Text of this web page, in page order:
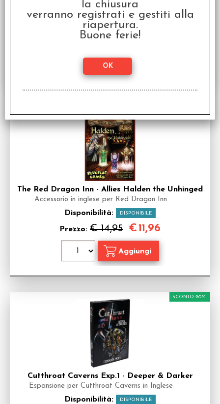
Pirates!
Espansione per Red Dragon Inn in inglese
Disponibilità: DISPONIBILE
€ 19,96
The Red Dragon Inn - Allies Halden the Unhinged
Accessorio in inglese per Red Dragon Inn
Disponibilità: DISPONIBILE
Prezzo: € 14,95 €11,96
Cutthroat Caverns Exp.1 - Deeper & Darker
Espansione per Cutthroat Caverns in Inglese
Disponibilità: DISPONIBILE
SCONTO 20%
la chiusura
verranno registrati e gestiti alla
riapertura.
Buone ferie!